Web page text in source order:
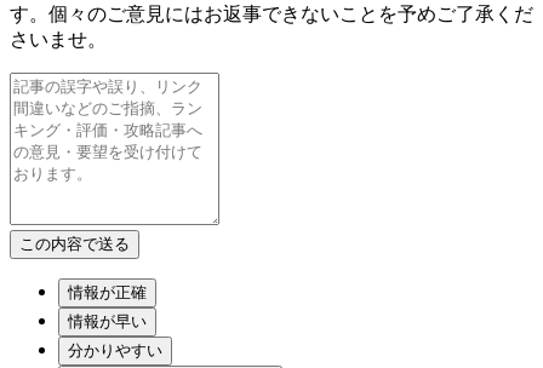
す。個々のご意見にはお返事できないことを予めご了承くだ
さいませ。
情報が正確
情報が早い
分かりやすい